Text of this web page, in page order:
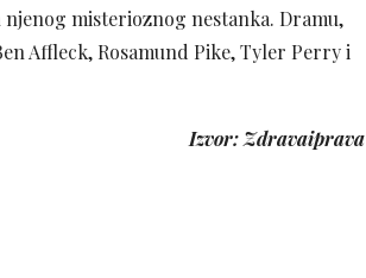
misterioznog nestanka. Dramu,
Affleck, Rosamund Pike, Tyler Perry i
Izvor: Zdravaiprava